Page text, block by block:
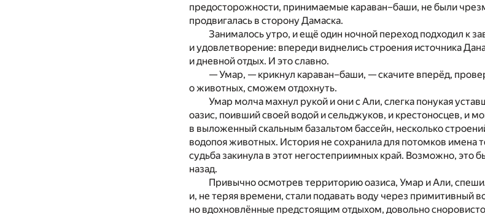
предосторожности, принимаемые караван–баши, не были
продвигалась в сторону Дамаска.
Занималось утро, и ещё один ночной переход подходил к
и удовлетворение: впереди виднелись строения источника
и дневной отдых. И это славно.
— Умар, — крикнул караван–баши, — скачите вперёд,
о животных, сможем отдохнуть.
Умар молча махнул рукой и они с Али, слегка понукая
оазис, поивший своей водой и сельджуков, и крестоносцев, и
в выложенный скальным базальтом бассейн, несколько
водопоя животных. История не сохранила для потомков имена
судьба закинула в этот негостеприимных край. Возможно, это
назад.
Привычно осмотрев территорию оазиса, Умар и Али,
и, не теряя времени, стали подавать воду через примитивный
но вдохновлённые предстоящим отдыхом, довольно